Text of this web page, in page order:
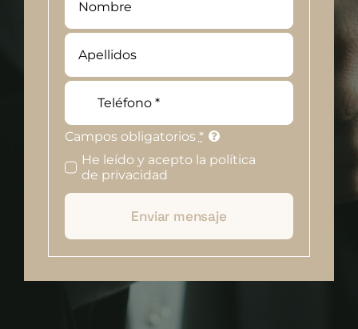
Campos obligatorios *
He leído y acepto la política
de privacidad
Enviar mensaje